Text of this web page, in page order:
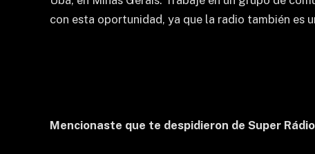
con esta oportunidad, ya que la radio también es
Mencionaste que te despidieron de Super